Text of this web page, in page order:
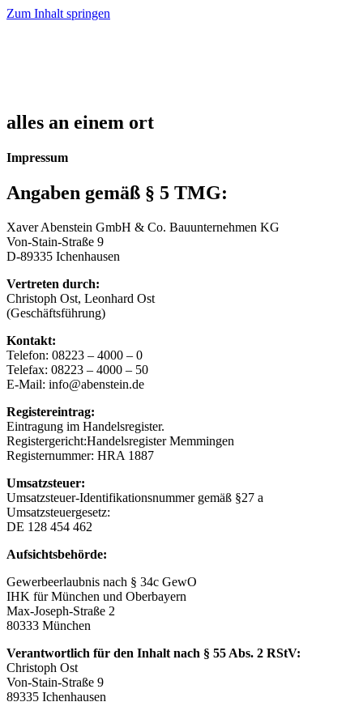
Zum Inhalt springen
alles an einem ort
Impressum
Angaben gemäß § 5 TMG:
Xaver Abenstein GmbH & Co. Bauunternehmen KG
Von-Stain-Straße 9
D-89335 Ichenhausen
Vertreten durch:
Christoph Ost, Leonhard Ost
(Geschäftsführung)
Kontakt:
Telefon: 08223 – 4000 – 0
Telefax: 08223 – 4000 – 50
E-Mail: info@abenstein.de
Registereintrag:
Eintragung im Handelsregister.
Registergericht:Handelsregister Memmingen
Registernummer: HRA 1887
Umsatzsteuer:
Umsatzsteuer-Identifikationsnummer gemäß §27 a
Umsatzsteuergesetz:
DE 128 454 462
Aufsichtsbehörde:
Gewerbeerlaubnis nach § 34c GewO
IHK für München und Oberbayern
Max-Joseph-Straße 2
80333 München
Verantwortlich für den Inhalt nach § 55 Abs. 2 RStV:
Christoph Ost
Von-Stain-Straße 9
89335 Ichenhausen